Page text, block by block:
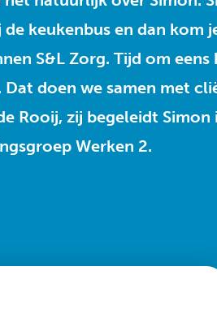
keukenbus en dan kom
S&L Zorg. Tijd om eens
Dat doen we samen met
Rooij, zij begeleidt Simon
Werken 2.